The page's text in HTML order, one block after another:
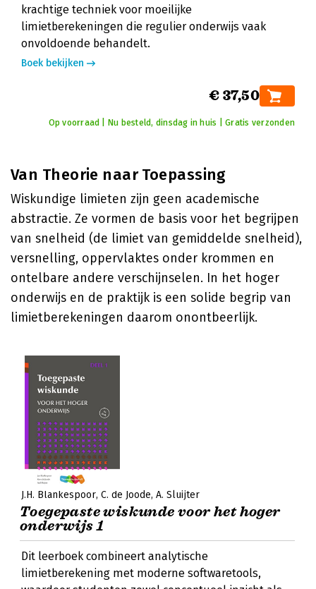
krachtige techniek voor moeilijke
limietberekeningen die regulier onderwijs vaak
onvoldoende behandelt.
Boek bekijken
€ 37,50
Op voorraad | Nu besteld, dinsdag in huis | Gratis verzonden
Van Theorie naar Toepassing
Wiskundige limieten zijn geen academische
abstractie. Ze vormen de basis voor het begrijpen
van snelheid (de limiet van gemiddelde snelheid),
versnelling, oppervlaktes onder krommen en
ontelbare andere verschijnselen. In het hoger
onderwijs en de praktijk is een solide begrip van
limietberekeningen daarom onontbeerlijk.
J.H. Blankespoor C. de Joode A. Sluijter
Toegepaste wiskunde voor het hoger
onderwijs 1
Dit leerboek combineert analytische
limietberekening met moderne softwaretools,